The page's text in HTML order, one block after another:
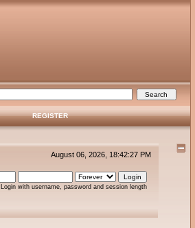
REGISTER
August 06, 2026, 18:42:27 PM
Login with username, password and session length